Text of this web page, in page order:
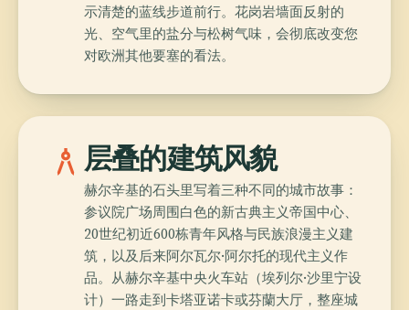
示清楚的蓝线步道前行。花岗岩墙面反射的
光、空气里的盐分与松树气味，会彻底改变您
对欧洲其他要塞的看法。
architecture 层叠的建筑风貌
赫尔辛基的石头里写着三种不同的城市故事：
参议院广场周围白色的新古典主义帝国中心、
20世纪初近600栋青年风格与民族浪漫主义建
筑，以及后来阿尔瓦尔·阿尔托的现代主义作
品。从赫尔辛基中央火车站（埃列尔·沙里宁设
计）一路走到卡塔亚诺卡或芬蘭大厅，整座城